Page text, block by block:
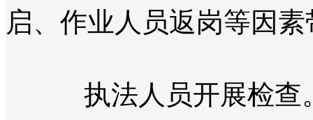
启、作业人员返岗等因
执法人员开展检查